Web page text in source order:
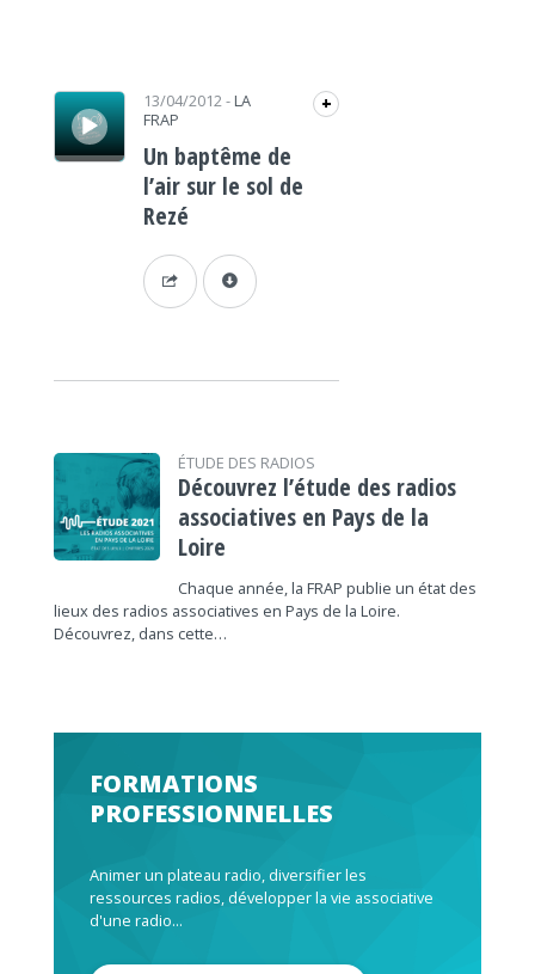
Lecteur audio 13/04/2012- LA
FRAP
+
Un baptême de
l’air sur le sol de
Rezé
ÉTUDE DES RADIOS
Découvrez l’étude des radios
associatives en Pays de la
Loire
Chaque année, la FRAP publie un état des
lieux des radios associatives en Pays de la Loire.
Découvrez, dans cette…
FORMATIONS
PROFESSIONNELLES
Animer un plateau radio, diversifier les
ressources radios, développer la vie associative
d'une radio...